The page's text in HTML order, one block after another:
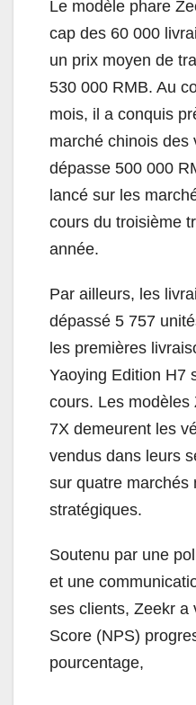
Le modèle phare
cap des 60 000
un prix moyen de
530 000 RMB. Au
mois, il a conquis
marché chinois des
dépasse 500 000
lancé sur les
cours du troisième
année.
Par ailleurs, les
dépassé 5 757
les premières
Yaoying Edition H7
cours. Les modèles
7X demeurent les
vendus dans leurs
sur quatre marchés
stratégiques.
Soutenu par une
et une
ses clients, Zeekr a
Score (NPS)
pourcentage,